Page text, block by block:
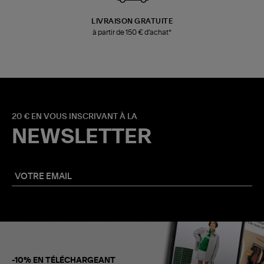
LIVRAISON GRATUITE
à partir de 150 € d'achat*
20 € EN VOUS INSCRIVANT À LA
NEWSLETTER
-10% EN TÉLÉCHARGEANT